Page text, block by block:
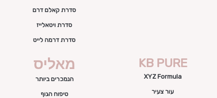
סדרת קאלם דרם
סדרת ויטאלייז
סדרת דרמה לייט
KB PURE
XYZ Formula
עור צעיר
מאליס
הנמכרים ביותר
טיפוח הגוף